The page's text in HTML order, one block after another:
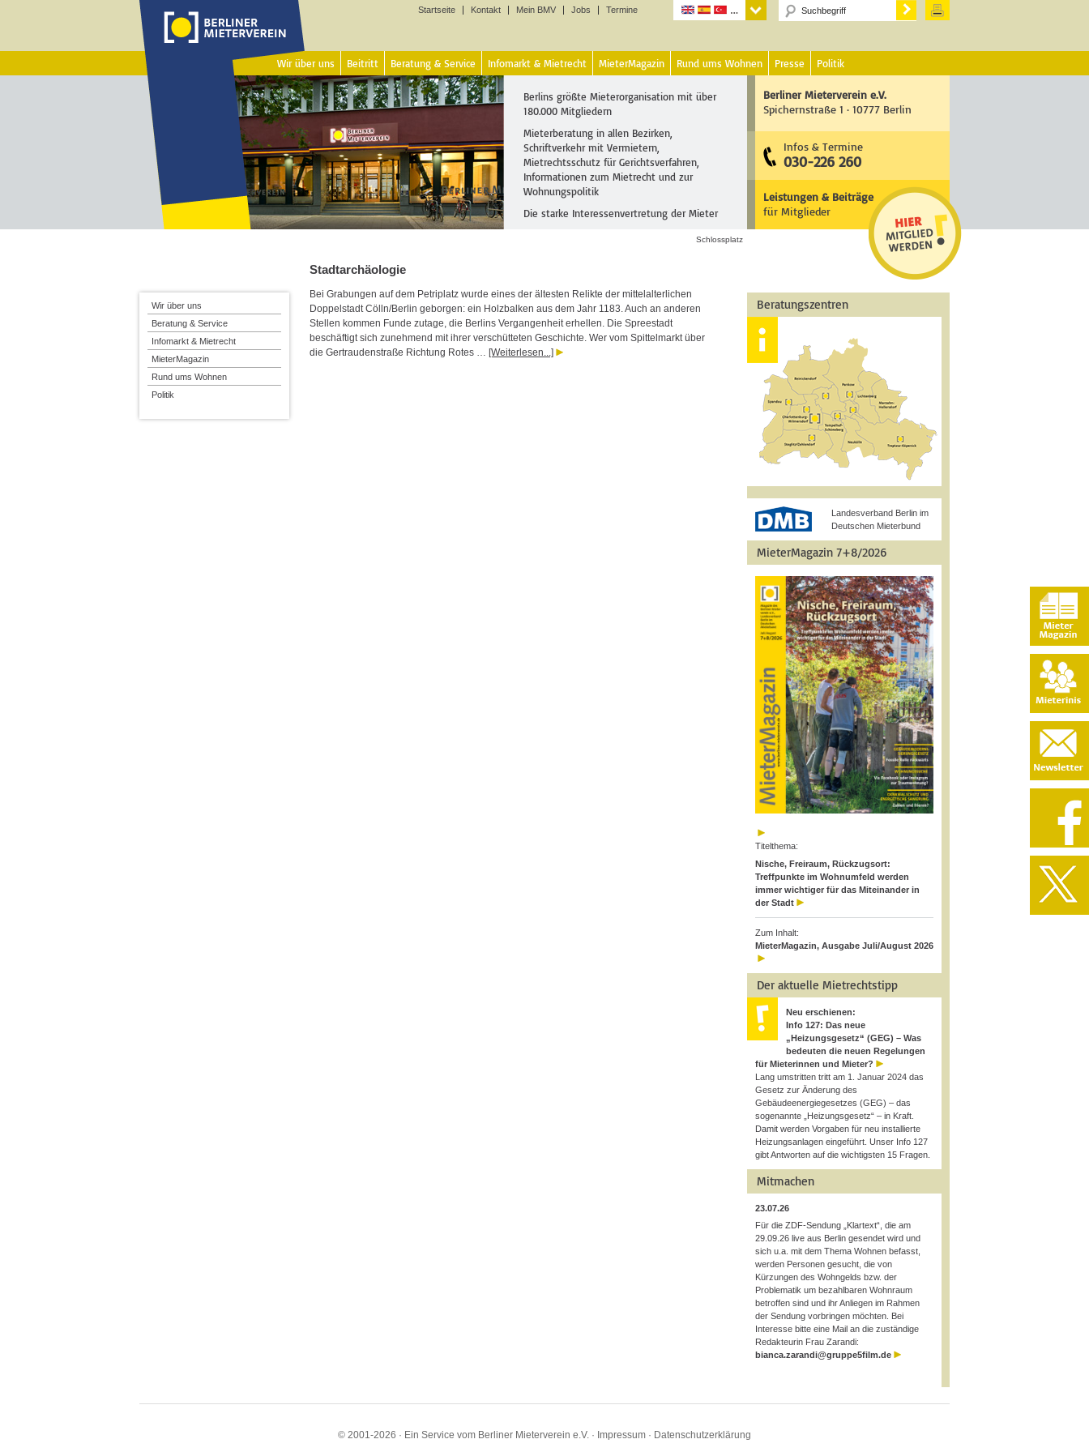
Startseite Kontakt Mein BMV Jobs Termine
Wir über uns Beitritt Beratung & Service Infomarkt & Mietrecht MieterMagazin Rund ums Wohnen Presse Politik
Berlins größte Mieterorganisation mit über
180.000 Mitgliedern
Mieterberatung in allen Bezirken,
Schriftverkehr mit Vermietern,
Mietrechtsschutz für Gerichtsverfahren,
Informationen zum Mietrecht und zur
Wohnungspolitik
Die starke Interessenvertretung der Mieter
Berliner Mieterverein e.V.
Spichernstraße 1 · 10777 Berlin
Infos & Termine
030-226 260
Leistungen & Beiträge
für Mitglieder
Schlossplatz
Stadtarchäologie
Bei Grabungen auf dem Petriplatz wurde eines der ältesten Relikte der mittelalterlichen
Doppelstadt Cölln/Berlin geborgen: ein Holzbalken aus dem Jahr 1183. Auch an anderen
Stellen kommen Funde zutage, die Berlins Vergangenheit erhellen. Die Spreestadt
beschäftigt sich zunehmend mit ihrer verschütteten Geschichte. Wer vom Spittelmarkt über
die Gertraudenstraße Richtung Rotes … [Weiterlesen...]
Beratungszentren
Landesverband Berlin im
Deutschen Mieterbund
MieterMagazin 7+8/2026
Titelthema:
Nische, Freiraum, Rückzugsort:
Treffpunkte im Wohnumfeld werden
immer wichtiger für das Miteinander in
der Stadt
Zum Inhalt:
MieterMagazin, Ausgabe Juli/August 2026
Der aktuelle Mietrechtstipp
Neu erschienen:
Info 127: Das neue
„Heizungsgesetz“ (GEG) – Was
bedeuten die neuen Regelungen
für Mieterinnen und Mieter?
Lang umstritten tritt am 1. Januar 2024 das
Gesetz zur Änderung des
Gebäudeenergiegesetzes (GEG) – das
sogenannte „Heizungsgesetz“ – in Kraft.
Damit werden Vorgaben für neu installierte
Heizungsanlagen eingeführt. Unser Info 127
gibt Antworten auf die wichtigsten 15 Fragen.
Mitmachen
23.07.26
Für die ZDF-Sendung „Klartext“, die am
29.09.26 live aus Berlin gesendet wird und
sich u.a. mit dem Thema Wohnen befasst,
werden Personen gesucht, die von
Kürzungen des Wohngelds bzw. der
Problematik um bezahlbaren Wohnraum
betroffen sind und ihr Anliegen im Rahmen
der Sendung vorbringen möchten. Bei
Interesse bitte eine Mail an die zuständige
Redakteurin Frau Zarandi:
bianca.zarandi@gruppe5film.de
Wir über uns
Beratung & Service
Infomarkt & Mietrecht
MieterMagazin
Rund ums Wohnen
Politik
© 2001-2026 · Ein Service vom Berliner Mieterverein e.V. · Impressum · Datenschutzerklärung